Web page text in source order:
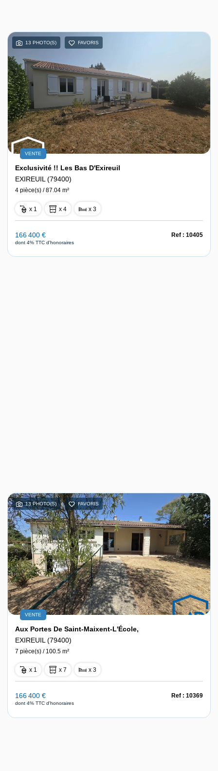
13 PHOTO(S) FAVORIS
VENTE
Exclusivité !! Les Bas D'Exireuil
EXIREUIL (79400)
4 pièce(s) / 87.04 m²
x 1 x 4 x 3
166 400 €
dont 4% TTC d'honoraires
Ref : 10405
13 PHOTO(S) FAVORIS
VENTE
Aux Portes De Saint-Maixent-L'École,
EXIREUIL (79400)
7 pièce(s) / 100.5 m²
x 1 x 7 x 3
166 400 €
dont 4% TTC d'honoraires
Ref : 10369